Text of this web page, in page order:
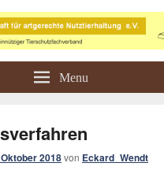
Menu
2018von Eckard_Wendt